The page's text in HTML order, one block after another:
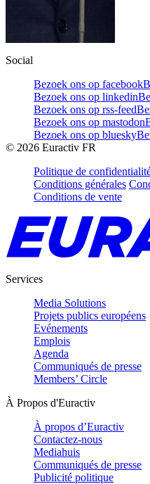
Social
Bezoek ons op facebook
Bezoek ons op linkedin
Bezoek ons op rss-feed
Bezoek ons op mastodon
Bezoek ons op bluesky
© 2026 Euractiv FR
Politique de
Conditions générales
Conditions de vente
Services
Media Solutions
Projets publics européens
Evénements
Emplois
Agenda
Communiqués de presse
Members’ Circle
À Propos d'Euractiv
À propos d’Euractiv
Contactez-nous
Mediahuis
Communiqués de presse
Publicité politique